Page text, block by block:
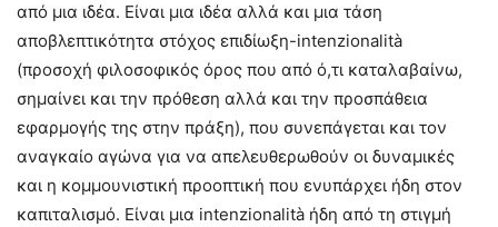
από μια ιδέα. Είναι μια ιδέα αλλά και μια τάση
αποβλεπτικότητα στόχος επιδίωξη-intenzionalità
(προσοχή φιλοσοφικός όρος που από ό,τι καταλαβαίνω,
σημαίνει και την πρόθεση αλλά και την προσπάθεια
εφαρμογής της στην πράξη), που συνεπάγεται και τον
αναγκαίο αγώνα για να απελευθερωθούν οι δυναμικές
και η κομμουνιστική προοπτική που ενυπάρχει ήδη στον
καπιταλισμό. Είναι μια intenzionalità ήδη από τη στιγμή